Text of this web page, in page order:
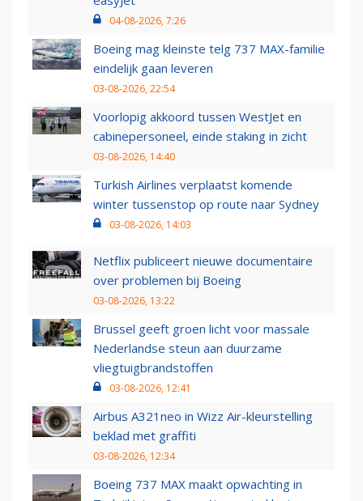
04-08-2026, 7:26
Boeing mag kleinste telg 737 MAX-familie
eindelijk gaan leveren
03-08-2026, 22:54
Voorlopig akkoord tussen WestJet en
cabinepersoneel, einde staking in zicht
03-08-2026, 14:40
Turkish Airlines verplaatst komende
winter tussenstop op route naar Sydney
03-08-2026, 14:03
Netflix publiceert nieuwe documentaire
over problemen bij Boeing
03-08-2026, 13:22
Brussel geeft groen licht voor massale
Nederlandse steun aan duurzame
vliegtuigbrandstoffen
03-08-2026, 12:41
Airbus A321neo in Wizz Air-kleurstelling
beklad met graffiti
03-08-2026, 12:34
Boeing 737 MAX maakt opwachting in